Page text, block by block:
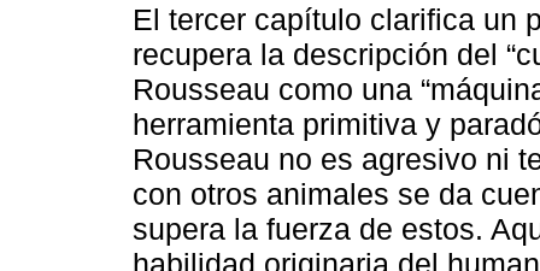
El tercer capítulo clarifica un
recupera la descripción del
Rousseau como una
herramienta primitiva y
Rousseau no es agresivo ni
con otros animales se da
supera la fuerza de estos.
habilidad originaria del